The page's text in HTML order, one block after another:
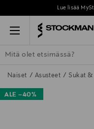
Lue lisää
Menu
ETSI KAIKKI NAISET
Naiset Asusteet Sukat &
ALE –40%